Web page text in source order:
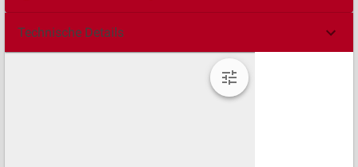
Technische Details